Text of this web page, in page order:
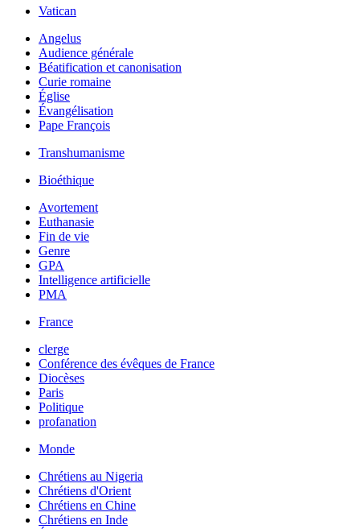
Vatican
Angelus
Audience générale
Béatification et canonisation
Curie romaine
Église
Évangélisation
Pape François
Transhumanisme
Bioéthique
Avortement
Euthanasie
Fin de vie
Genre
GPA
Intelligence artificielle
PMA
France
clerge
Conférence des évêques de France
Diocèses
Paris
Politique
profanation
Monde
Chrétiens au Nigeria
Chrétiens d'Orient
Chrétiens en Chine
Chrétiens en Inde